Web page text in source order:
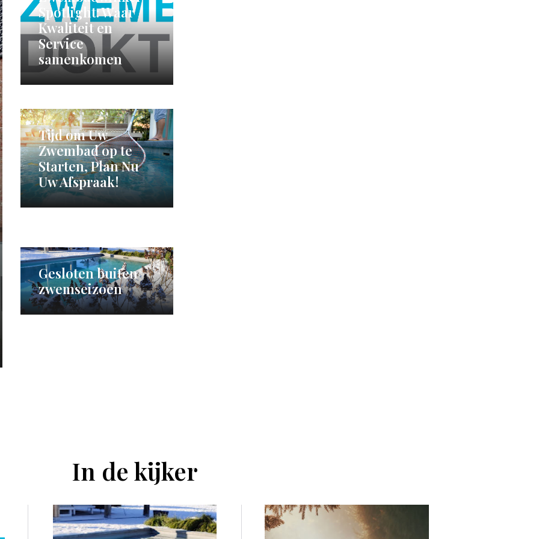
Spotlight: Waar
Kwaliteit en
Service
samenkomen
Tijd om Uw
Zwembad op te
Starten, Plan Nu
Uw Afspraak!
Gesloten buiten
zwemseizoen
In de kijker